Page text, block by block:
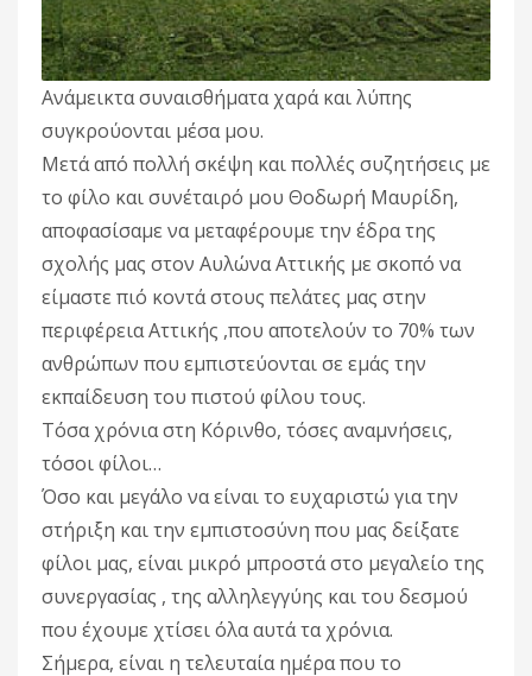
Ανάμεικτα συναισθήματα χαρά και λύπης
συγκρούονται μέσα μου.
Μετά από πολλή σκέψη και πολλές συζητήσεις με
το φίλο και συνέταιρό μου Θοδωρή Μαυρίδη,
αποφασίσαμε να μεταφέρουμε την έδρα της
σχολής μας στον Αυλώνα Αττικής με σκοπό να
είμαστε πιό κοντά στους πελάτες μας στην
περιφέρεια Αττικής ,που αποτελούν το 70% των
ανθρώπων που εμπιστεύονται σε εμάς την
εκπαίδευση του πιστού φίλου τους.
Τόσα χρόνια στη Κόρινθο, τόσες αναμνήσεις,
τόσοι φίλοι…
Όσο και μεγάλο να είναι το ευχαριστώ για την
στήριξη και την εμπιστοσύνη που μας δείξατε
φίλοι μας, είναι μικρό μπροστά στο μεγαλείο της
συνεργασίας , της αλληλεγγύης και του δεσμού
που έχουμε χτίσει όλα αυτά τα χρόνια.
Σήμερα, είναι η τελευταία ημέρα που το